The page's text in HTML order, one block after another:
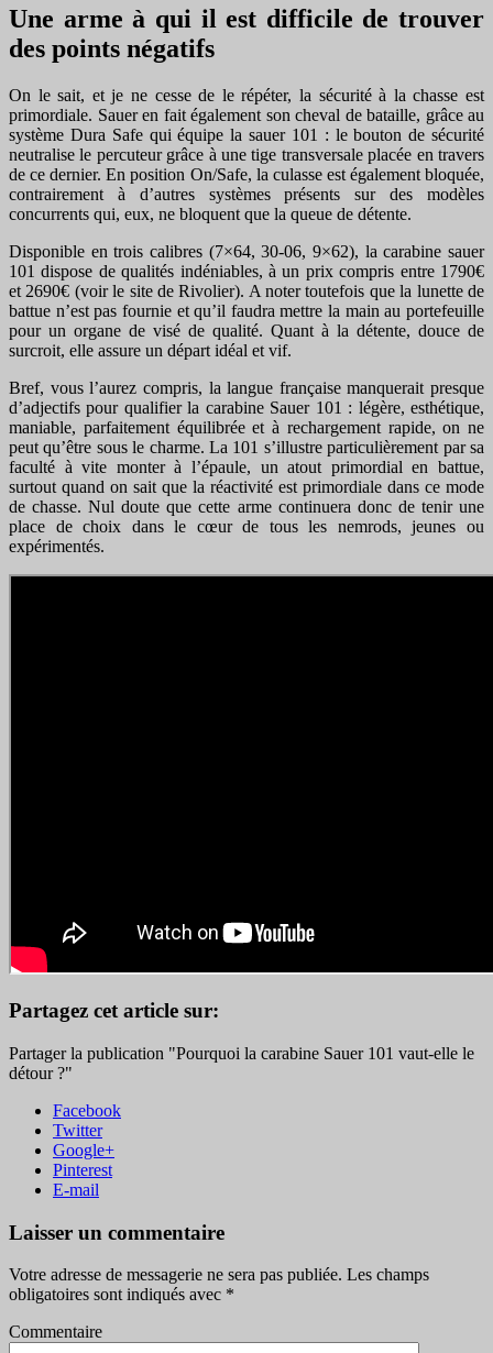
Une arme à qui il est difficile de trouver
des points négatifs
On le sait, et je ne cesse de le répéter, la sécurité à la chasse est
primordiale. Sauer en fait également son cheval de bataille, grâce au
système Dura Safe qui équipe la sauer 101 : le bouton de sécurité
neutralise le percuteur grâce à une tige transversale placée en travers
de ce dernier. En position On/Safe, la culasse est également bloquée,
contrairement à d’autres systèmes présents sur des modèles
concurrents qui, eux, ne bloquent que la queue de détente.
Disponible en trois calibres (7×64, 30-06, 9×62), la carabine sauer
101 dispose de qualités indéniables, à un prix compris entre 1790€
et 2690€ (voir le site de Rivolier). A noter toutefois que la lunette de
battue n’est pas fournie et qu’il faudra mettre la main au portefeuille
pour un organe de visé de qualité. Quant à la détente, douce de
surcroit, elle assure un départ idéal et vif.
Bref, vous l’aurez compris, la langue française manquerait presque
d’adjectifs pour qualifier la carabine Sauer 101 : légère, esthétique,
maniable, parfaitement équilibrée et à rechargement rapide, on ne
peut qu’être sous le charme. La 101 s’illustre particulièrement par sa
faculté à vite monter à l’épaule, un atout primordial en battue,
surtout quand on sait que la réactivité est primordiale dans ce mode
de chasse. Nul doute que cette arme continuera donc de tenir une
place de choix dans le cœur de tous les nemrods, jeunes ou
expérimentés.
Partagez cet article sur:
Partager la publication "Pourquoi la carabine Sauer 101 vaut-elle le
détour ?"
Facebook
Twitter
Google+
Pinterest
E-mail
Laisser un commentaire
Votre adresse de messagerie ne sera pas publiée. Les champs
obligatoires sont indiqués avec *
Commentaire